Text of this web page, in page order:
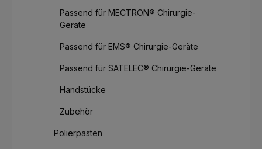
Passend für MECTRON® Chirurgie-
Geräte
Passend für EMS® Chirurgie-Geräte
Passend für SATELEC® Chirurgie-Geräte
Handstücke
Zubehör
Polierpasten